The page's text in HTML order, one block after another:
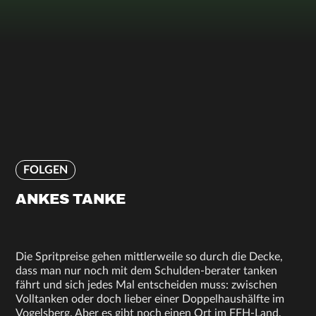
FOLGEN
ANKES TANKE
Die Spritpreise gehen mittlerweile so durch die Decke,
dass man nur noch mit dem Schulden-berater tanken
fährt und sich jedes Mal entscheiden muss: zwischen
Volltanken oder doch lieber einer Doppelhaushälfte im
Vogelsberg. Aber es gibt noch einen Ort im FFH-Land,